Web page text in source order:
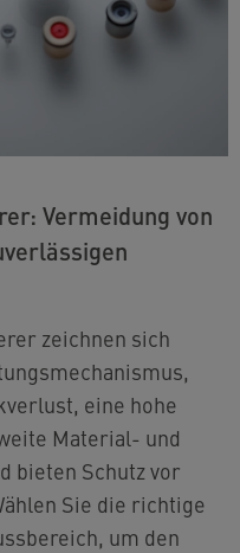
Vermeidung von
zeichnen sich
eine hohe
Material- und
bieten Schutz vor
Sie die richtige
um den